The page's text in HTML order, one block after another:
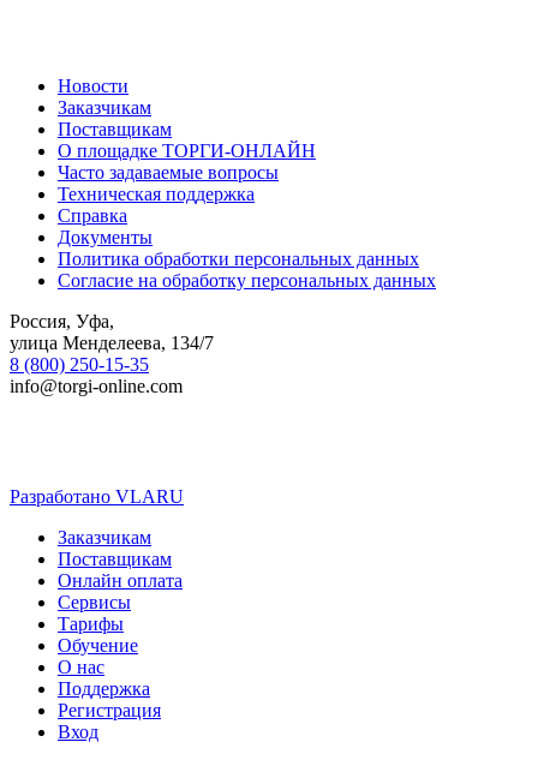
Новости
Заказчикам
Поставщикам
О площадке ТОРГИ-ОНЛАЙН
Часто задаваемые вопросы
Техническая поддержка
Справка
Документы
Политика обработки персональных данных
Согласие на обработку персональных данных
Россия, Уфа,
улица Менделеева, 134/7
8 (800) 250-15-35
info@torgi-online.com
Разработано VLARU
Close
Menu
Заказчикам
Поставщикам
Онлайн оплата
Сервисы
Тарифы
Обучение
О нас
Поддержка
Регистрация
Вход